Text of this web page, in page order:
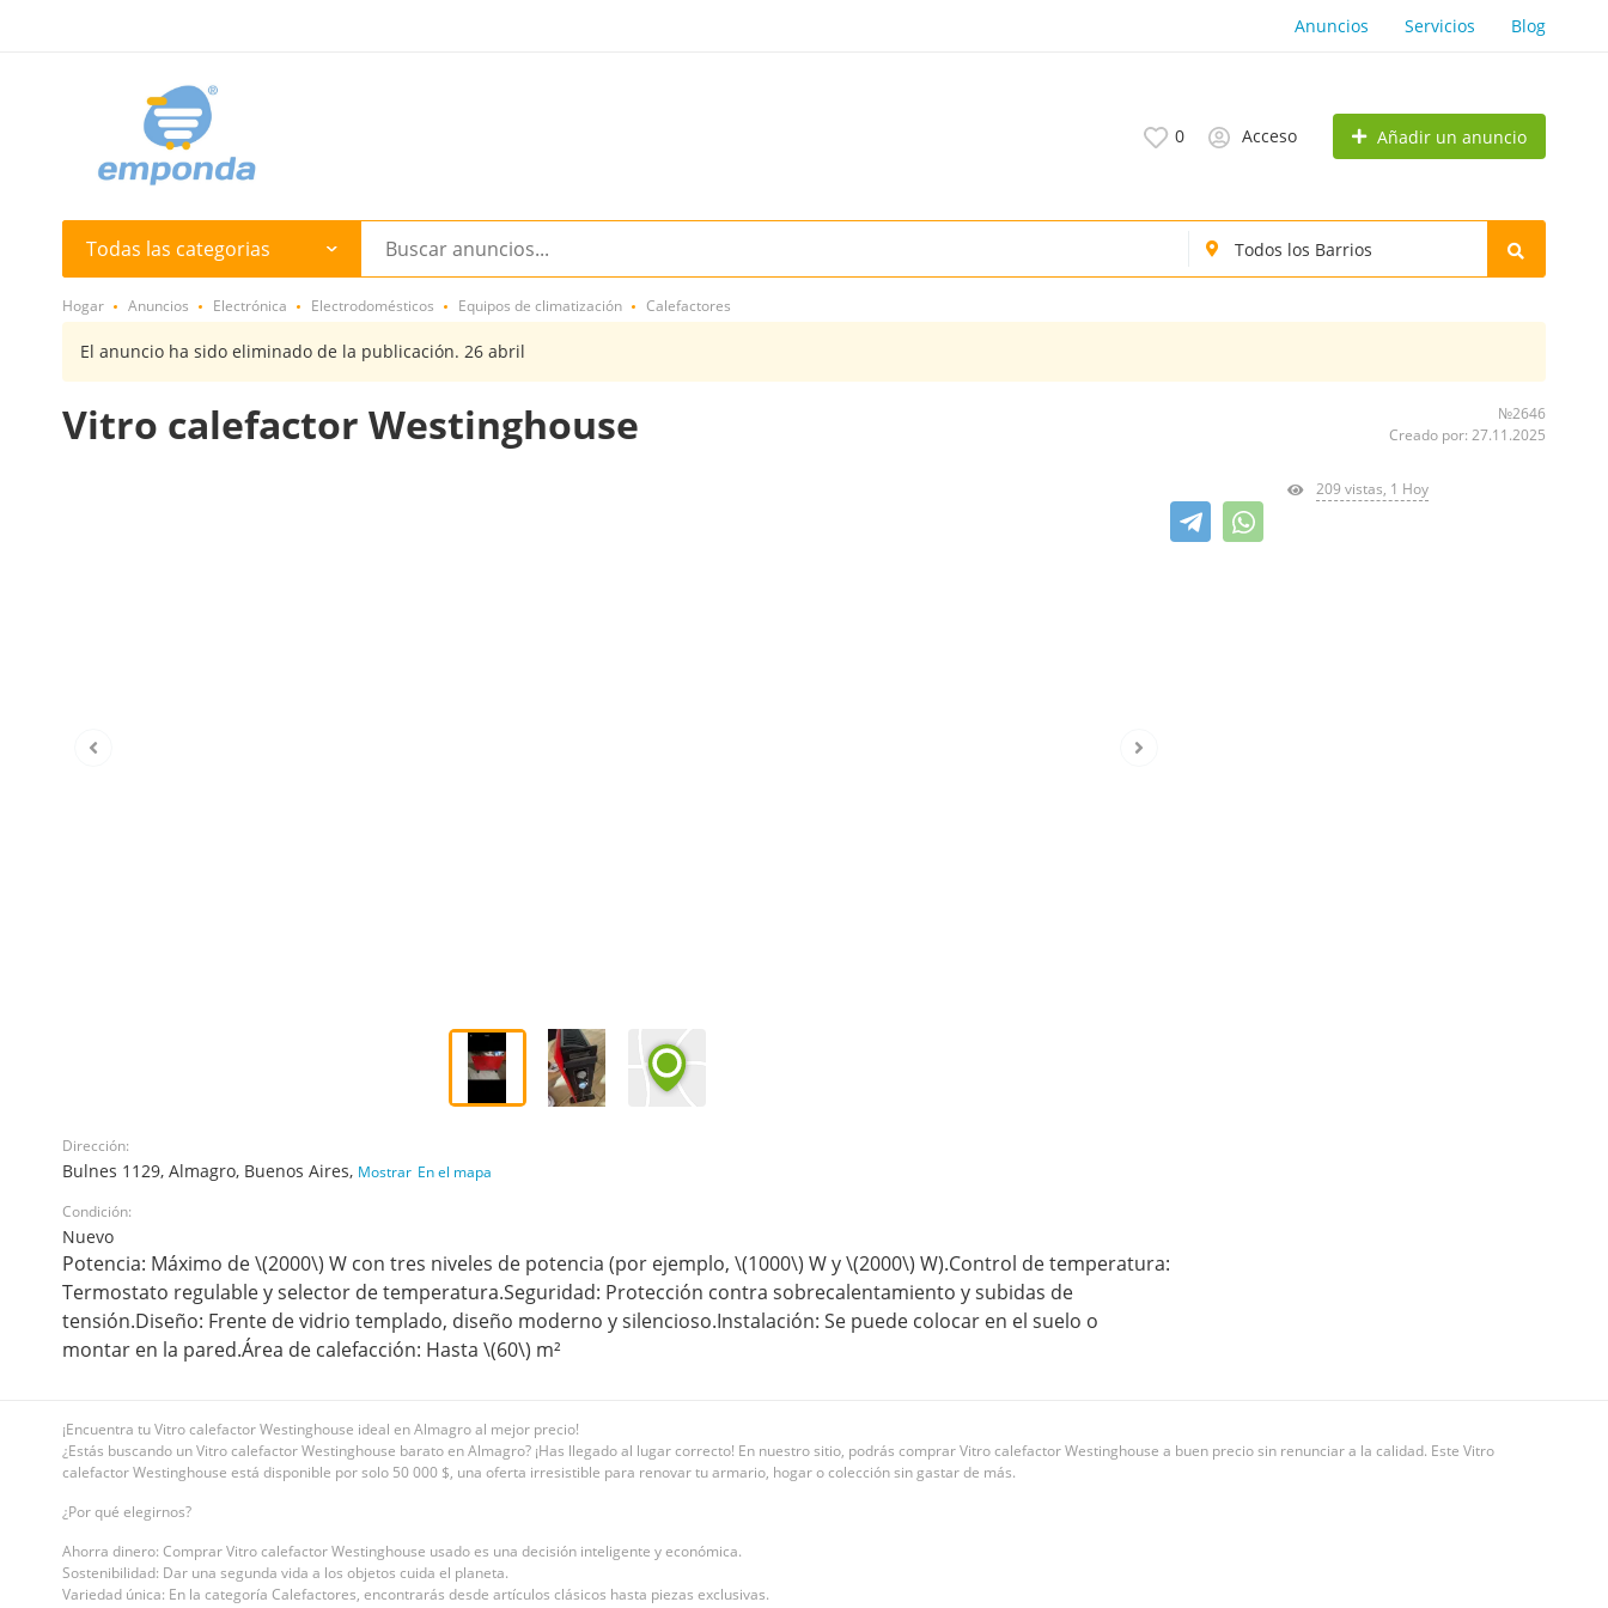
Anuncios Servicios Blog
0 Acceso Añadir un anuncio
Todas las categorias
Hogar Anuncios Electrónica Electrodomésticos Equipos de climatización Calefactores
El anuncio ha sido eliminado de la publicación. 26 abril
Vitro calefactor Westinghouse
№2646
Creado por: 27.11.2025
Dirección:
Bulnes 1129, Almagro, Buenos Aires, Mostrar En el mapa
Condición:
Nuevo
Potencia: Máximo de \(2000\) W con tres niveles de potencia (por ejemplo, \(1000\) W y \(2000\) W).Control de temperatura:
Termostato regulable y selector de temperatura.Seguridad: Protección contra sobrecalentamiento y subidas de
tensión.Diseño: Frente de vidrio templado, diseño moderno y silencioso.Instalación: Se puede colocar en el suelo o
montar en la pared.Área de calefacción: Hasta \(60\) m²
209 vistas, 1 Hoy
¡Encuentra tu Vitro calefactor Westinghouse ideal en Almagro al mejor precio!
¿Estás buscando un Vitro calefactor Westinghouse barato en Almagro? ¡Has llegado al lugar correcto! En nuestro sitio, podrás comprar Vitro calefactor Westinghouse a buen precio sin renunciar a la calidad. Este Vitro
calefactor Westinghouse está disponible por solo 50 000 $, una oferta irresistible para renovar tu armario, hogar o colección sin gastar de más.
¿Por qué elegirnos?
Ahorra dinero: Comprar Vitro calefactor Westinghouse usado es una decisión inteligente y económica.
Sostenibilidad: Dar una segunda vida a los objetos cuida el planeta.
Variedad única: En la categoría Calefactores, encontrarás desde artículos clásicos hasta piezas exclusivas.